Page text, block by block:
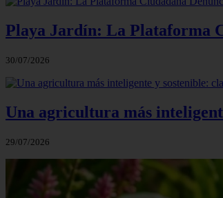
Playa Jardín: La Plataforma
30/07/2026
Una agricultura más
29/07/2026